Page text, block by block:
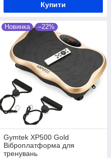
Купити
Новинка –22%
Gymtek XP500 Gold
Віброплатформа для
тренувань